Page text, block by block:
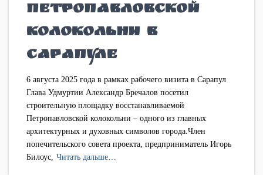
Петропавловской
колокольни в
Сарапуле
6 августа 2025 года в рамках рабочего визита в Сарапул
Глава Удмуртии Александр Бречалов посетил
строительную площадку восстанавливаемой
Петропавловской колокольни – одного из главных
архитектурных и духовных символов города.Член
попечительского совета проекта, предприниматель Игорь
Билоус, Читать дальше…